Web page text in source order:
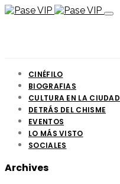
CINÉFILO
BIOGRAFIAS
CULTURA EN LA CIUDAD
DETRÁS DEL CHISME
EVENTOS
LO MÁS VISTO
SOCIALES
Archives